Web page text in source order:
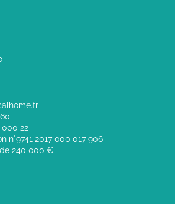
000 22
n°9741 2017 000 017 906
240 000 €